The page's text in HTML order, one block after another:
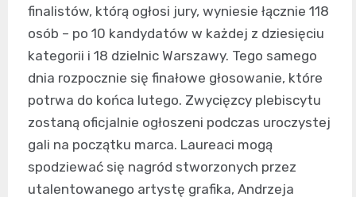
finalistów, którą ogłosi jury, wyniesie łącznie 118
osób – po 10 kandydatów w każdej z dziesięciu
kategorii i 18 dzielnic Warszawy. Tego samego
dnia rozpocznie się finałowe głosowanie, które
potrwa do końca lutego. Zwycięzcy plebiscytu
zostaną oficjalnie ogłoszeni podczas uroczystej
gali na początku marca. Laureaci mogą
spodziewać się nagród stworzonych przez
utalentowanego artystę grafika, Andrzeja